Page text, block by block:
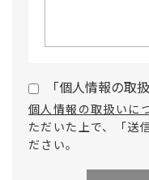
「個人情報の取
個人情報の取扱いに
ただいた上で、「送
ださい。